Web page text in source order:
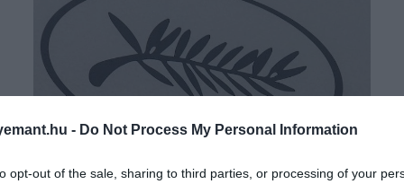
- Do Not Process My Personal Information
opt-out of the sale, sharing to third parties, or processing of your